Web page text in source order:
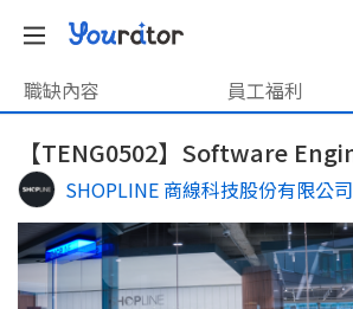
職缺內容 員工福利
SHOPLINE 商線科技股份有限公司